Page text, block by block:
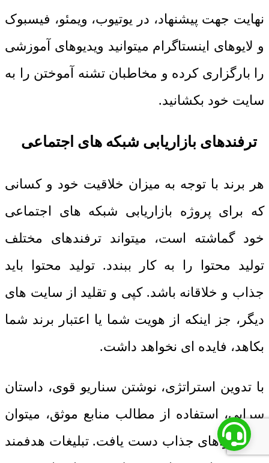
نهایت جهت پیشنهاد، در یوتیوب، ویمئو، فیسبوک
و لایوهای اینستاگرام میتوانید ویدیوهای آموزشی
را بارگزاری کرده و مخاطبان تشنه آموختن را به
سایت خود بکشانید.
ترفندهای بازاریابی شبکه های اجتماعی
هر برند با توجه به میزان خلاقیت خود و کسانی
که برای پروژه بازاریابی شبکه های اجتماعی
خود گماشته است، میتواند ترفندهای مختلف
تولید محتوا را به کار ببندد. تولید محتوا باید
جذاب و خلاقانه باشد. کپی و تقلید از سایت های
دیگر، جز اینکه از هویت شما یا اعتبار برند شما
بکاهد، فایده ای نخواهد داشت.
با تدوین استراتژی، نوشتن سناریو قوی، داستان
سرایی، استفاده از مطالب منابع موثق، میتوان
به محتواهای جذاب دست یافت. تبلیغات هدفمند